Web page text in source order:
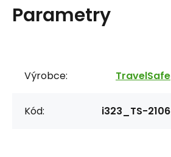
Parametry
Výrobce: TravelSafe
Kód: i323_TS-2106